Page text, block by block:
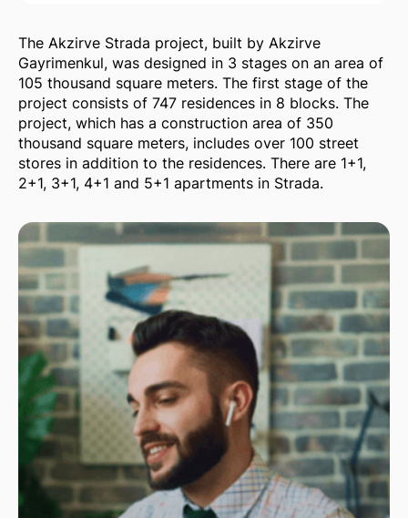
The Akzirve Strada project, built by Akzirve
Gayrimenkul, was designed in 3 stages on an area of ​​
105 thousand square meters. The first stage of the
project consists of 747 residences in 8 blocks. The
project, which has a construction area of ​​350
thousand square meters, includes over 100 street
stores in addition to the residences. There are 1+1,
2+1, 3+1, 4+1 and 5+1 apartments in Strada.